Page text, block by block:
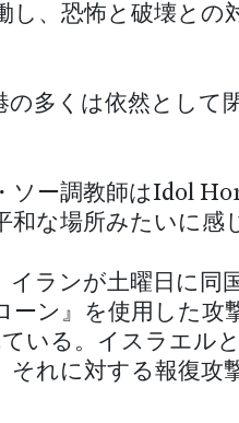
、恐怖と破壊との
多くは依然として
ソー調教師はIdol
な場所みたいに感
イランが土曜日に同
ーン』を使用した攻
いる。イスラエル
それに対する報復攻